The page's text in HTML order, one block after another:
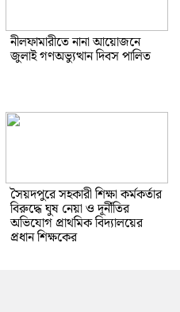
নীলফামারীতে নানা আয়োজনে
জুলাই গণঅভ্যুত্থান দিবস পালিত
সৈয়দপুরে সহকারী শিক্ষা কর্মকর্তার
বিরুদ্ধে ঘুষ নেয়া ও দূর্নীতির
অভিযোগ প্রাথমিক বিদ্যালয়ের
প্রধান শিক্ষকের